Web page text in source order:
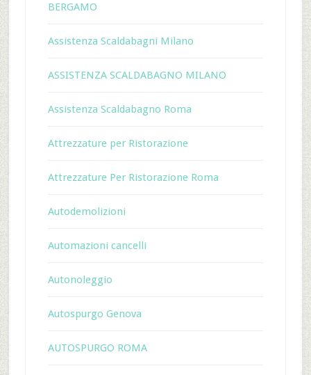
BERGAMO
Assistenza Scaldabagni Milano
ASSISTENZA SCALDABAGNO MILANO
Assistenza Scaldabagno Roma
Attrezzature per Ristorazione
Attrezzature Per Ristorazione Roma
Autodemolizioni
Automazioni cancelli
Autonoleggio
Autospurgo Genova
AUTOSPURGO ROMA